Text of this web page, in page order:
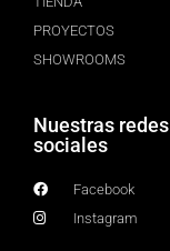
PROYECTOS
SHOWROOMS
Nuestras redes
sociales
Facebook
Instagram